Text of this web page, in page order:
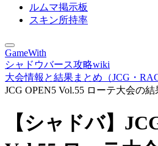
ルムマ掲示板
スキン所持率
GameWith
シャドウバース攻略wiki
大会情報と結果まとめ（JCG・
JCG OPEN5 Vol.55 ローテ大会の
【シャドバ】